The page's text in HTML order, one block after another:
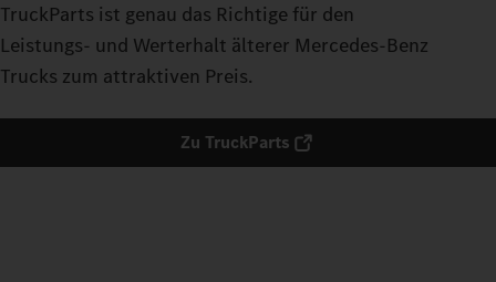
TruckParts ist genau das Richtige für den
Leistungs- und Werterhalt älterer Mercedes‑Benz
Trucks zum attraktiven Preis.​
Zu TruckParts